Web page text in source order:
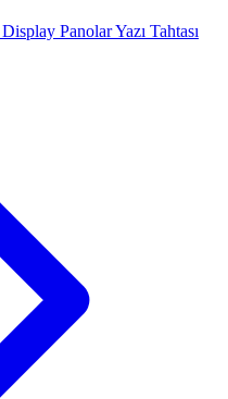
Display PanolarYazı Tahtası